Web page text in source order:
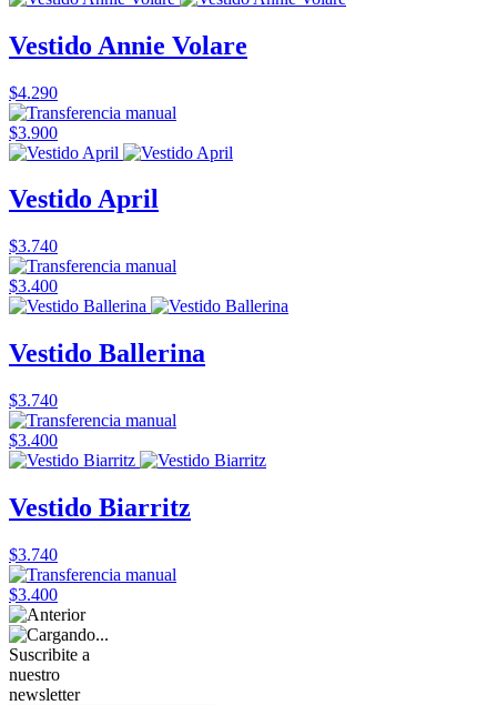
Vestido Annie Volare
$4.290
$3.900
Vestido April
$3.740
$3.400
Vestido Ballerina
$3.740
$3.400
Vestido Biarritz
$3.740
$3.400
Suscribite a
nuestro
newsletter